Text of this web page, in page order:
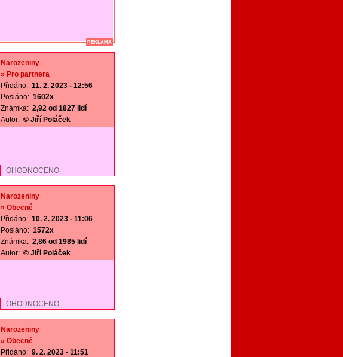
REKLAMA
Narozeniny
» Pro partnera
Přidáno: 11. 2. 2023 - 12:56
Posláno: 1602x
Známka: 2,92 od 1827 lidí
Autor: © Jiří Poláček
OHODNOCENO
Narozeniny
» Obecné
Přidáno: 10. 2. 2023 - 11:06
Posláno: 1572x
Známka: 2,86 od 1985 lidí
Autor: © Jiří Poláček
OHODNOCENO
Narozeniny
» Obecné
Přidáno: 9. 2. 2023 - 11:51